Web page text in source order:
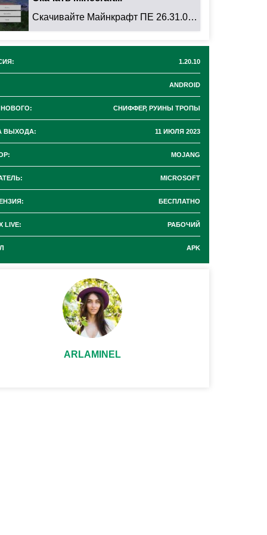
Скачивайте Майнкрафт ПЕ 26.31.01 для Android: ...
1.20.10
ANDROID
СНИФФЕР, РУИНЫ ТРОПЫ
ВЫХОДА: 11 ИЮЛЯ 2023
MOJANG
MICROSOFT
БЕСПЛАТНО
LIVE: РАБОЧИЙ
APK
ARLAMINEL